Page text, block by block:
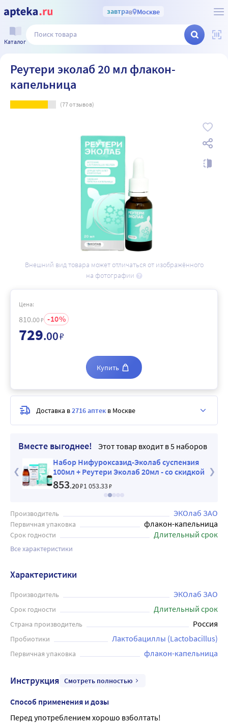
завтрав Москве
Каталог
Реутери эколаб 20 мл флакон-
капельница
(77отзывов)
Внешний вид товара может отличаться от изображённого
на фотографии
Вместе выгоднее!
Этот товар входит в 5 наборов
Набор Нифуроксазид-Эколаб суспензия
100мл + Реутери Эколаб 20мл - со скидкой
853.20₽1 053.33₽
Производитель ЭКОлаб ЗАО
Первичная упаковка флакон-капельница
Срок годности Длительный срок
Все характеристики
Цена:
810.00₽ 10
729.00₽
Купить
Доставка в2716 аптек в Москве
Характеристики
Производитель ЭКОлаб ЗАО
Срок годности Длительный срок
Страна производитель Россия
Пробиотики Лактобациллы (Lactobacillus)
Первичная упаковка флакон-капельница
Инструкция Смотреть полностью
Способ применения и дозы
Перед употреблением хорошо взболтать!